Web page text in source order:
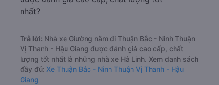
nhất?
Trả lời: Nhà xe Giường nằm đi Thuận Bắc - Ninh Thuận
Vị Thanh - Hậu Giang được đánh giá cao cấp, chất
lượng tốt nhất là những nhà xe Hà Linh. Xem danh sách
đầy đủ: Xe Thuận Bắc - Ninh Thuận Vị Thanh - Hậu
Giang